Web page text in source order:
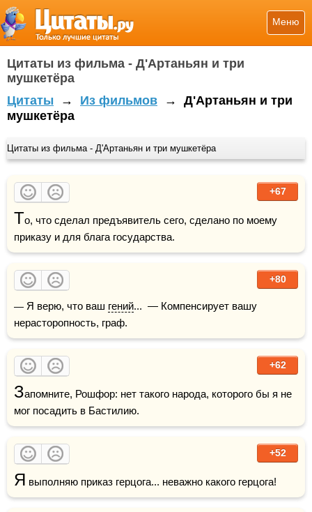
Меню
Цитаты из фильма - Д'Артаньян и три
мушкетёра
Цитаты → Из фильмов → Д'Артаньян и три
мушкетёра
Цитаты из фильма - Д'Артаньян и три мушкетёра
+67
То, что сделал предъявитель сего, сделано по моему
приказу и для блага государства.
+80
— Я верю, что ваш гений...  — Компенсирует вашу
нерасторопность, граф.
+62
Запомните, Рошфор: нет такого народа, которого бы я не
мог посадить в Бастилию.
+52
Я выполняю приказ герцога... неважно какого герцога!